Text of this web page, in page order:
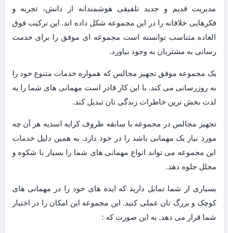
مدیریت قدیم و جدید تلفیقی هوشمندانه از دانش، تجربه و
فکرهایی خلاقانه را در این مجموعه شکل داده اند. این ترکیب فوق
العاده متناسب توانسته است مجموعه ای موفق را برای خدمت
رسانی به مشتریان به وجود بیاورد.
یک مجموعه موفق تجهیز مجالس که همواره خدمات متنوع خود را
به روزرسانی می کند. با این کار قادر است مهمانی های شما را به
لذت بخش ترین خاطرات زندگی تان تبدیل کند.
تجهیز مجالس در مجموعه با سابقه ظروف کرایه اسدیه هر آن چه
مورد نیاز یک مهمانی باشد را در خود دارد. به همین دلیل خدمات
این مجموعه می تواند انواع مهمانی های شما را بسیار با شکوه و
مجلل جلوه دهد.
بسیاری از شما تمایل دارید که ایده های خود را در مهمانی های
کوچک و بزرگ تان عملی کنید. این مجموعه این امکان را در اختیار
شما قرار می دهد. به این صورت که :